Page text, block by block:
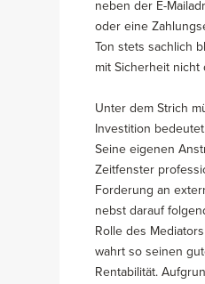
neben der E-
oder eine
Ton stets sachlich
mit Sicherheit nicht
Unter dem Strich
Investition
Seine eigenen
Zeitfenster
Forderung an
nebst darauf
Rolle des
wahrt so seinen
Rentabilität.